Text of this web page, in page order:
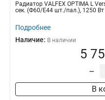
Радиатор VALFEX OPTIMA L
сек. (Ф60/Е44 шт./пал.), 1250 Вт
Подробнее
Наличие: В наличии
5
–
В